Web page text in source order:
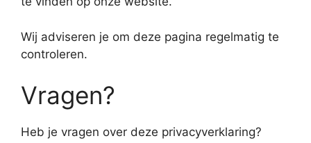
Wij adviseren je om deze pagina regelmatig te
controleren.
Vragen?
Heb je vragen over deze privacyverklaring?